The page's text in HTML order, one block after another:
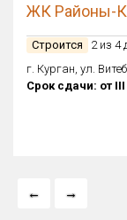
ЖК Районы-
Строится
2 из 4
г. Курган, ул.
Срок сдачи: от III